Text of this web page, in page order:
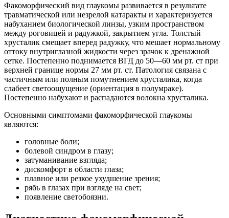
Факоморфический вид глаукомы развивается в результате
травматической или незрелой катаракты и характеризуется
набуханием биологической линзы, узким пространством
между роговицей и радужкой, закрытием угла. Толстый
хрусталик смещает вперед радужку, что мешает нормальному
оттоку внутриглазной жидкости через зрачок к дренажной
сетке. Постепенно поднимается ВГД до 50―60 мм рт. ст при
верхней границе нормы 27 мм рт. ст. Патология связана с
частичным или полным помутнением хрусталика, когда
слабеет светоощущение (ориентация в полумраке).
Постепенно набухают и распадаются волокна хрусталика.
Основными симптомами факоморфической глаукомы
являются:
головные боли;
болевой синдром в глазу;
затуманивание взгляда;
дискомфорт в области глаза;
плавное или резкое ухудшение зрения;
рябь в глазах при взгляде на свет;
появление светобоязни.